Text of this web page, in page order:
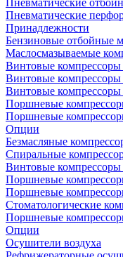
Пневматические
Пневматические
Принадлежности
Бензиновые отбойные
Маслосмазываемые
Винтовые компрессоры
Винтовые
Винтовые
Поршневые
Поршневые
Опции
Безмасляные
Спиральные
Винтовые
Поршневые
Поршневые
Стоматологические
Поршневые
Опции
Осушители воздуха